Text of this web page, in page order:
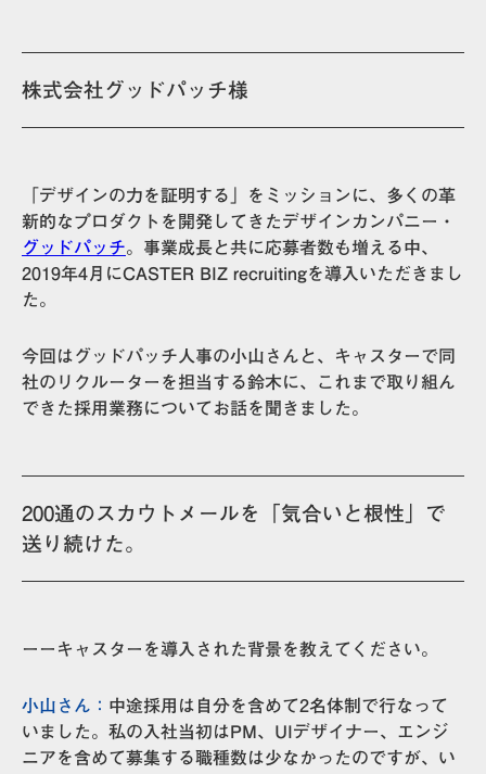
株式会社グッドパッチ様
「デザインの力を証明する」をミッションに、多くの革
新的なプロダクトを開発してきたデザインカンパニー・
グッドパッチ。事業成長と共に応募者数も増える中、
2019年4月にCASTER BIZ recruitingを導入いただきまし
た。
今回はグッドパッチ人事の小山さんと、キャスターで同
社のリクルーターを担当する鈴木に、これまで取り組ん
できた採用業務についてお話を聞きました。
200通のスカウトメールを「気合いと根性」で
送り続けた。
ーーキャスターを導入された背景を教えてください。
小山さん： 中途採用は自分を含めて2名体制 で行なって
いました。私の入社当初はPM、UIデザイナー、エンジ
ニアを含めて募集する職種数は少なかったのですが、い